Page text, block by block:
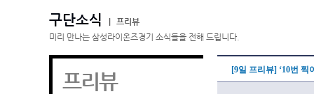
구단소식
프리뷰
미리 만나는 삼성라이온즈경기 소식들을 전해 드립니다.
프리뷰 [9일 프리뷰] ‘10번